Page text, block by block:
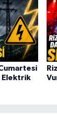
Elektrik